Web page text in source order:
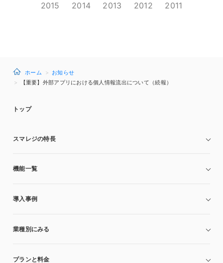
2015 2014 2013 2012 2011
ホーム
お知らせ
【重要】外部アプリにおける個人情報流出について（続報）
トップ
スマレジの特長
機能一覧
導入事例
業種別にみる
プランと料金